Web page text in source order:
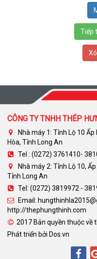
Tiếp
CÔNG TY TNHH THÉP
Nhà máy 1: Tỉnh Lộ 10
Hòa, Tỉnh Long An
Tel : (0272) 3761410-
Nhà máy 2: Tỉnh Lộ 10,
Tỉnh Long An
Tel: (0272) 3819972 -
Email:
http://thephungthinh.com
2017 Bản quyền thuộc về
Phát triển bởi Dos.vn